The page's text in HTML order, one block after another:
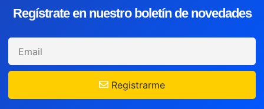
Regístrate en nuestro boletín de novedades
Registrarme